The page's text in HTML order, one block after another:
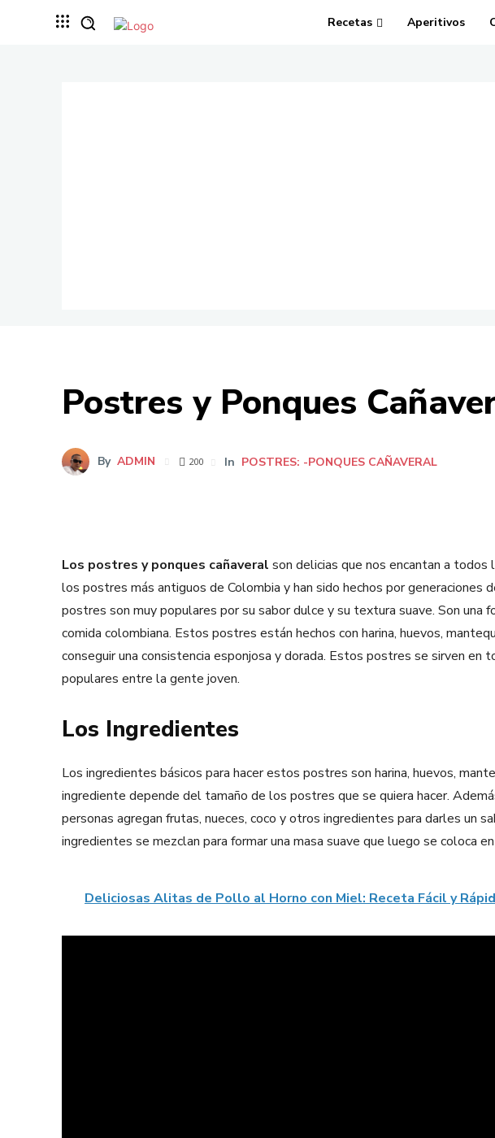
Recetas Aperitivos
Postres y Ponques
By ADMIN 200 In POSTRES: -PONQUES CAÑAVERAL
Los postres y ponques cañaveral son delicias que nos encantan a
los postres más antiguos de Colombia y han sido hechos por generaciones
postres son muy populares por su sabor dulce y su textura suave. Son una
comida colombiana. Estos postres están hechos con harina, huevos,
conseguir una consistencia esponjosa y dorada. Estos postres se sirven en
populares entre la gente joven.
Los Ingredientes
Los ingredientes básicos para hacer estos postres son harina, huevos,
ingrediente depende del tamaño de los postres que se quiera hacer.
personas agregan frutas, nueces, coco y otros ingredientes para darles un
ingredientes se mezclan para formar una masa suave que luego se coloca
Deliciosas Alitas de Pollo al Horno con Miel: Receta Fácil y